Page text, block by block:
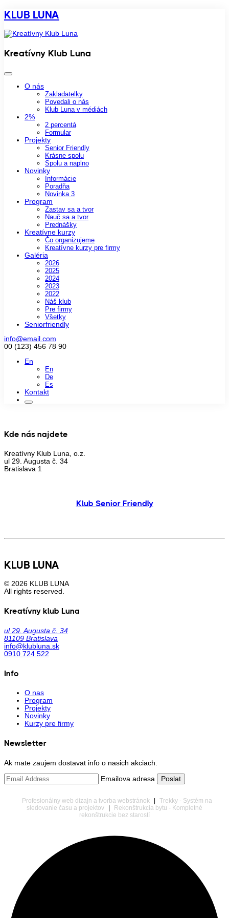
KLUB LUNA
Kreatívny Klub Luna
O nás
Zakladatelky
Povedali o nás
Klub Luna v médiách
2%
2 percentá
Formular
Projekty
Senior Friendly
Krásne spolu
Spolu a naplno
Novinky
Informácie
Poradňa
Novinka 3
Program
Zastav sa a tvor
Nauč sa a tvor
Prednášky
Kreatívne kurzy
Čo organizujeme
Kreatívne kurzy pre firmy
Galéria
2026
2025
2024
2023
2022
Náš klub
Pre firmy
Všetky
Seniorfriendly
info@email.com
00 (123) 456 78 90
En
En
De
Es
Kontakt
Kde nás najdete
Kreatívny Klub Luna, o.z.
ul 29. Augusta č. 34
Bratislava 1
Klub Senior Friendly
KLUB LUNA
© 2026 KLUB LUNA
All rights reserved.
Kreatívny klub Luna
ul 29. Augusta č. 34
81109 Bratislava
info@klubluna.sk
0910 724 522
Info
O nas
Program
Projekty
Novinky
Kurzy pre firmy
Newsletter
Ak mate zaujem dostavat info o nasich akciach.
Emailova adresa
Profesionálny web dizajn a tvorba webstránok
Trekky - Systém na
sledovanie času a projektov
Rekonštrukcia bytu - Kompletné
rekonštrukcie bez starostí